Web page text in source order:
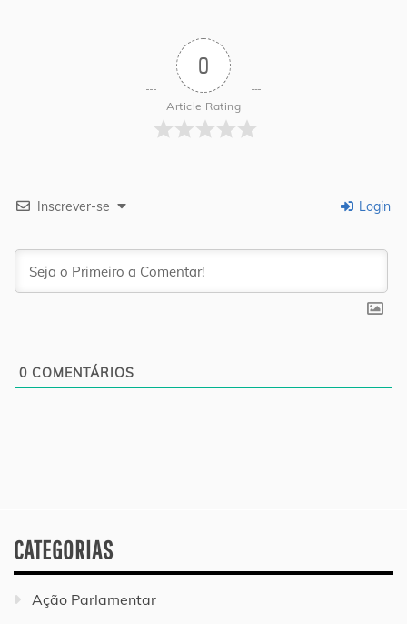
0
Article Rating
Inscrever-se Login
0 COMENTÁRIOS
CATEGORIAS
Ação Parlamentar